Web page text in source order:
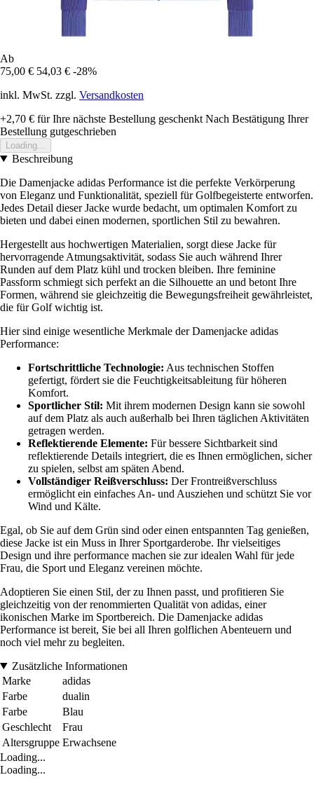
Ab
75,00 € 54,03 € -28%
inkl. MwSt. zzgl. Versandkosten
+2,70 € für Ihre nächste Bestellung geschenkt Nach Bestätigung Ihrer
Bestellung gutgeschrieben
Loading...
Beschreibung
Die Damenjacke adidas Performance ist die perfekte Verkörperung
von Eleganz und Funktionalität, speziell für Golfbegeisterte entworfen.
Jedes Detail dieser Jacke wurde bedacht, um optimalen Komfort zu
bieten und dabei einen modernen, sportlichen Stil zu bewahren.
Hergestellt aus hochwertigen Materialien, sorgt diese Jacke für
hervorragende Atmungsaktivität, sodass Sie auch während Ihrer
Runden auf dem Platz kühl und trocken bleiben. Ihre feminine
Passform schmiegt sich perfekt an die Silhouette an und betont Ihre
Formen, während sie gleichzeitig die Bewegungsfreiheit gewährleistet,
die für Golf wichtig ist.
Hier sind einige wesentliche Merkmale der Damenjacke adidas
Performance:
Fortschrittliche Technologie: Aus technischen Stoffen
gefertigt, fördert sie die Feuchtigkeitsableitung für höheren
Komfort.
Sportlicher Stil: Mit ihrem modernen Design kann sie sowohl
auf dem Platz als auch außerhalb bei Ihren täglichen Aktivitäten
getragen werden.
Reflektierende Elemente: Für bessere Sichtbarkeit sind
reflektierende Details integriert, die es Ihnen ermöglichen, sicher
zu spielen, selbst am späten Abend.
Vollständiger Reißverschluss: Der Frontreißverschluss
ermöglicht ein einfaches An- und Ausziehen und schützt Sie vor
Wind und Kälte.
Egal, ob Sie auf dem Grün sind oder einen entspannten Tag genießen,
diese Jacke ist ein Muss in Ihrer Sportgarderobe. Ihr vielseitiges
Design und ihre performance machen sie zur idealen Wahl für jede
Frau, die Sport und Eleganz vereinen möchte.
Adoptieren Sie einen Stil, der zu Ihnen passt, und profitieren Sie
gleichzeitig von der renommierten Qualität von adidas, einer
ikonischen Marke im Sportbereich. Die Damenjacke adidas
Performance ist bereit, Sie bei all Ihren golflichen Abenteuern und
noch viel mehr zu begleiten.
Zusätzliche Informationen
Marke
adidas
Farbe
dualin
Farbe
Blau
Geschlecht
Frau
Altersgruppe Erwachsene
Loading...
Loading...